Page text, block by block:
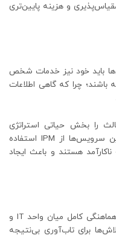
و هزینه‌ پایین‌تری
باید خود نیز خدمات شخص
باشند؛ چرا که گاهی اطلاعات
را بخش حیاتی استراتژی
تاب‌آوری می‌دانند. ۷۳٪ نیز برای پایش این سرویس‌ها از IPM استفاده
ناکارآمد هستند و باعث ایجاد
رسیدن به تجربه دیجیتال پایدار نیازمند هماهنگی کامل میان واحد IT و
برای تاب‌آوری بی‌نتیجه